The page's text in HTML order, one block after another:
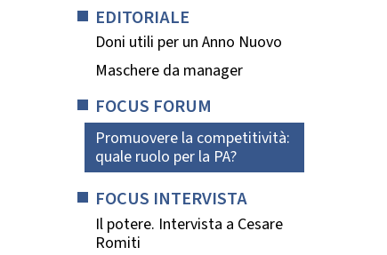
EDITORIALE
Doni utili per un Anno Nuovo
Maschere da manager
FOCUS FORUM
Promuovere la competitività:
quale ruolo per la PA?
FOCUS INTERVISTA
Il potere. Intervista a Cesare
Romiti